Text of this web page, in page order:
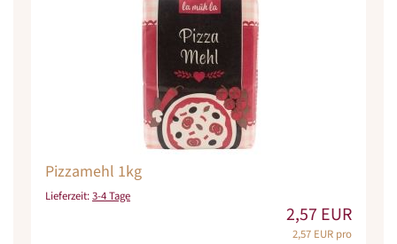
Pizzamehl 1kg
Lieferzeit:3-4 Tage
2,57 EUR
2,57 EUR pro